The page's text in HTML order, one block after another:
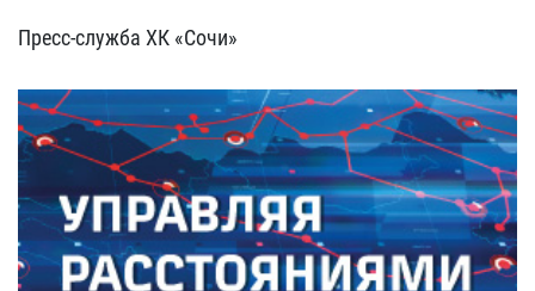
Пресс-служба ХК «Сочи»